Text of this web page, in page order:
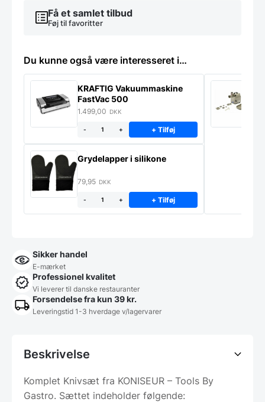
Gastro
antal
Få et samlet tilbud
Føj til favoritter
Du kunne også være interesseret i…
KRAFTIG Vakuummaskine
FastVac 500
1.499,00 DKK
- + + Tilføj
Grydelapper i silikone
79,95 DKK
- + + Tilføj
Sikker handel
E-mærket
Professionel kvalitet
Vi leverer til danske restauranter
Forsendelse fra kun 39 kr.
Leveringstid 1-3 hverdage v/lagervarer
Beskrivelse
Komplet Knivsæt fra KONISEUR – Tools By
Gastro. Sættet indeholder følgende: